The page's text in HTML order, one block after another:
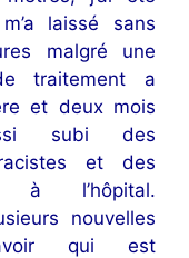
laissé sans
malgré une
traitement a
et deux mois
subi des
et des
à l’hôpital.
nouvelles
qui est